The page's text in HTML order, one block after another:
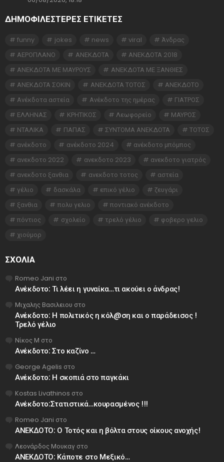
ΔΗΜΟΦΙΛΕΣΤΕΡΕΣ ΕΤΙΚΈΤΕΣ
funny jokes news viral
Άνδρας
ΑΕΡΟΠΛΑΝΟ
ΑΝΕΚΔΟΤΑ
ΑΝΕΚΔΟΤΑ 2018
ΑΝΕΚΔΟΤΑ ΜΕ ΜΑΥΡΟΥΣ
ΑΝΕΚΔΟΤΑ ΜΕ ΞΑΝΘΙΕΣ
ΑΝΕΚΔΟΤΑ ΣΟΚΙΝ
ΑΝΕΚΔΟΤΑ ΤΟΤΟΣ
ΑΝΕΚΔΟΤΟ
Ανέκδοτα αστεία
Ανέκδοτο της ημέρας
ΓΙΑΤΡΟΣ
ΕΛΛΗΝΑΣ
ΚΡΗΤΙΚΟΣ Λεωφορείο
ΜΑΥΡΟΣ
ΝΤΑΛΙΚΑ
ΠΑΠΑΣ ΣΥΝΤΟΜΑ ΑΝΕΚΔΟΤΑ
ΤΟΤΟΣ
ανέκδοτο
ανέκδοτο 2024
ανέκδοτο μπόμπος
ανεκδοτο 2022
ανεκδοτο 2023
ανεκδοτο γιατρός
ανεκδοτο ξανθια
ανεκδοτο τοτος
αστεία
γέλιο
δασκάλα επικό γέλιο
ζευγάρι
ξανθια
πολυ γελιο
ποντιακό ανέκδοτο
πόντιος
σχολείο τρελό γέλιο
φοβερο γελιο
χιούμορ
ΣΧΌΛΙΑ
Romeo Jani στο
Ανέκδοτο: Τι λέει η γυναίκα…τι ακούει ο άνδρας!
Μιχαλης Βασιλειου στο
Ανέκδοτο: Η πολιτικός η κόλ@ση και ο παράδεισος !
Τρελό γέλιο
Νίκος Μ στο
Ανέκδοτο: Στο καζίνο …
George Agelis στο
Ανέκδοτο: Η σκοπιά στο παγκάκι
Kostas Livathinos στο
Ανέκδοτο:Στατιστικά…κουρασμένος !!!
Romeo Jani στο
ΑΝΕΚΔΟΤΟ: Ο Τοτός και η βόλτα στους οίκους ανοχής!
Λεονάρδος Μουκαγ στο
ΑΝΕΚΔΟΤΟ: Κάποτε στο Μεξικό…